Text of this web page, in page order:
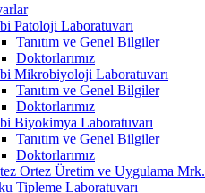
Patoloji Laboratuvarı
Tanıtım ve Genel Bilgiler
Doktorlarımız
Mikrobiyoloji Laboratuvarı
Tanıtım ve Genel Bilgiler
Doktorlarımız
Biyokimya Laboratuvarı
Tanıtım ve Genel Bilgiler
Doktorlarımız
Ortez Üretim ve Uygulama Mrk.
Tipleme Laboratuvarı